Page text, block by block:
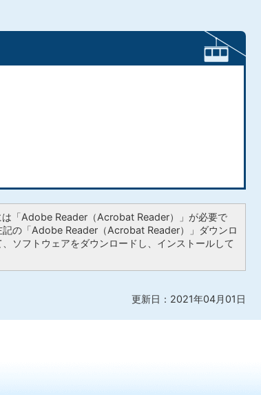
は「Adobe Reader（Acrobat Reader）」が必要で
記の「Adobe Reader（Acrobat Reader）」ダウンロ
ソフトウェアをダウンロードし、インストールして
更新日：2021年04月01日